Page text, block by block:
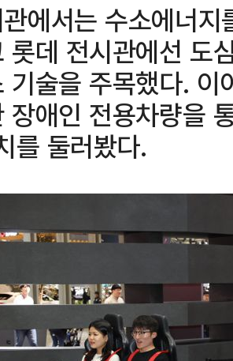
에서는 수소에너
롯데 전시관에선 도
기술을 주목했다.
장애인 전용차량을
를 둘러봤다.